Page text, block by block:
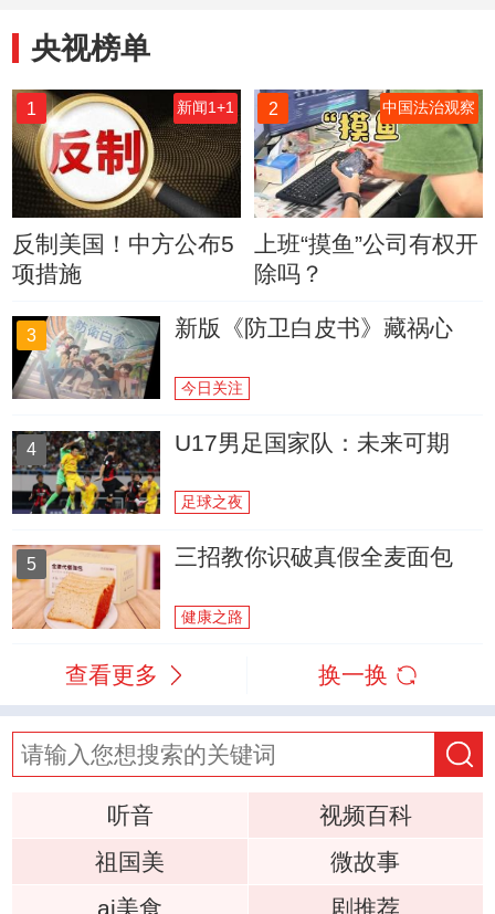
央视榜单
1 新闻1+1
反制美国！中方公布5
项措施
2 中国法治观察
上班“摸鱼”公司有权开
除吗？
3 新版《防卫白皮书》藏祸心
今日关注
4 U17男足国家队：未来可期
足球之夜
5 三招教你识破真假全麦面包
健康之路
查看更多 换一换
听音
视频百科
祖国美
微故事
ai美食
剧推荐